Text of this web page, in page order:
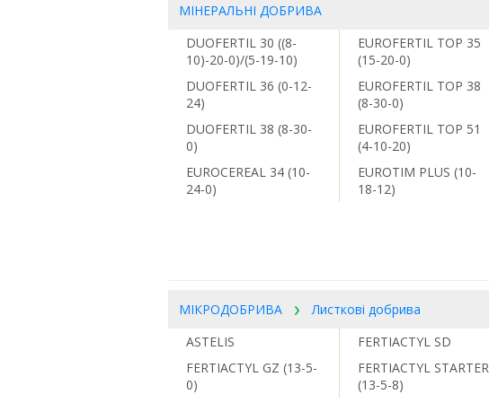
МІНЕРАЛЬНІ ДОБРИВА
DUOFERTIL 30 ((8-
10)-20-0)/(5-19-10)
DUOFERTIL 36 (0-12-
24)
DUOFERTIL 38 (8-30-
0)
EUROCEREAL 34 (10-
24-0)
EUROFERTIL TOP 35
(15-20-0)
EUROFERTIL TOP 38
(8-30-0)
EUROFERTIL TOP 51
(4-10-20)
EUROTIM PLUS (10-
18-12)
МІКРОДОБРИВА
Листкові добрива
ASTELIS
FERTIACTYL GZ (13-5-
0)
FERTIACTYL SD
FERTIACTYL STARTER
(13-5-8)